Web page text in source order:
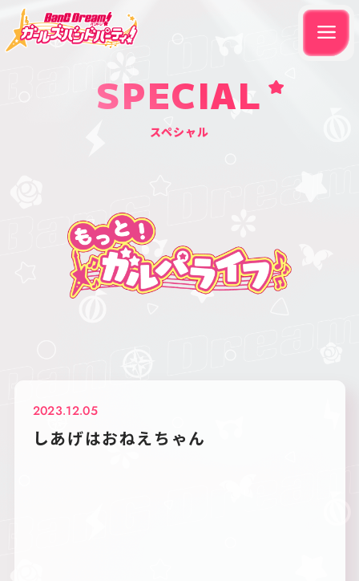
SPECIAL
スペシャル
2023.12.05
しあげはおねえちゃん